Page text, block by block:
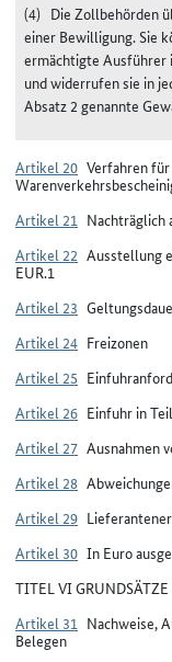
(4) Die Zollbehörden
einer Bewilligung. Sie
ermächtigte Ausführer
und widerrufen sie in
Absatz 2 genannte
Artikel 20 Verfahren
Artikel 21 Nachträglich
Artikel 22 Ausstellung
EUR.1
Artikel 23
Artikel 24 Freizonen
Artikel 25
Artikel 26 Einfuhr in
Artikel 27 Ausnahmen
Artikel 28
Artikel 29
Artikel 30 In Euro
TITEL VI
Artikel 31 Nachweise,
Belegen